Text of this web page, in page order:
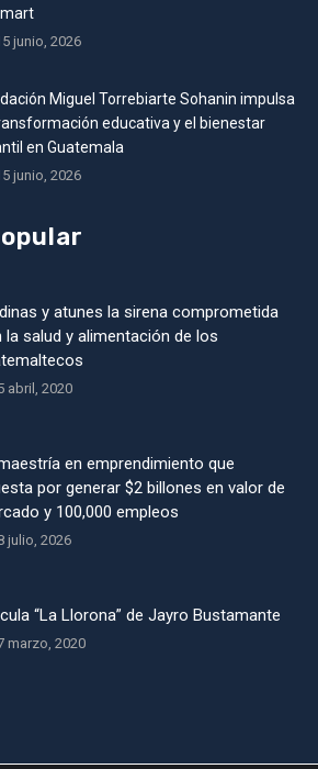
junio, 2026
Miguel Torrebiarte Sohanin impulsa
educativa y el bienestar
en Guatemala
junio, 2026
y atunes la sirena comprometida
la salud y alimentación de los
abril, 2020
en emprendimiento que
por generar $2 billones en valor de
y 100,000 empleos
julio, 2026
“La Llorona” de Jayro Bustamante
marzo, 2020